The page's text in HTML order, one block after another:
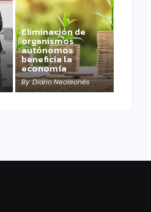
Eliminación de
organismos
autónomos
beneficia la
economía
By Diario Neoleonés